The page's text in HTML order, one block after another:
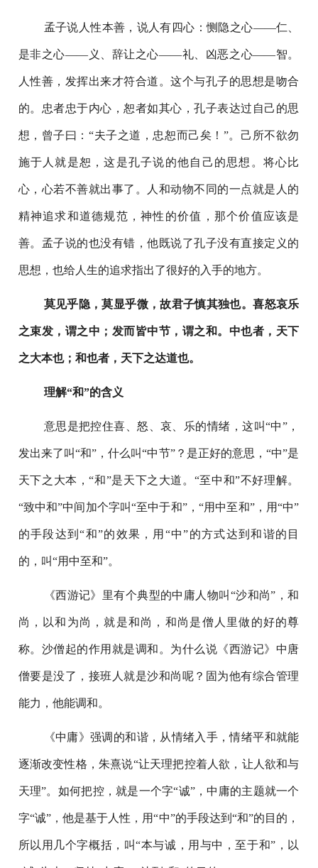
孟子说人性本善，说人有四心：恻隐之心——仁、
是非之心——义、辞让之心——礼、凶恶之心——智。
人性善，发挥出来才符合道。这个与孔子的思想是吻合
的。忠者忠于内心，恕者如其心，孔子表达过自己的思
想，曾子曰：“夫子之道，忠恕而己矣！”。己所不欲勿
施于人就是恕，这是孔子说的他自己的思想。将心比
心，心若不善就出事了。人和动物不同的一点就是人的
精神追求和道德规范，神性的价值，那个价值应该是
善。孟子说的也没有错，他既说了孔子没有直接定义的
思想，也给人生的追求指出了很好的入手的地方。
莫见乎隐，莫显乎微，故君子慎其独也。喜怒哀乐
之束发，谓之中；发而皆中节，谓之和。中也者，天下
之大本也；和也者，天下之达道也。
理解“和”的含义
意思是把控住喜、怒、哀、乐的情绪，这叫“中”，
发出来了叫“和”，什么叫“中节”？是正好的意思，“中”是
天下之大本，“和”是天下之大道。“至中和”不好理解。
“致中和”中间加个字叫“至中于和”，“用中至和”，用“中”
的手段达到“和”的效果，用“中”的方式达到和谐的目
的，叫“用中至和”。
《西游记》里有个典型的中庸人物叫“沙和尚”，和
尚，以和为尚，就是和尚，和尚是僧人里做的好的尊
称。沙僧起的作用就是调和。为什么说《西游记》中唐
僧要是没了，接班人就是沙和尚呢？固为他有综合管理
能力，他能调和。
《中庸》强调的和谐，从情绪入手，情绪平和就能
逐渐改变性格，朱熹说“让天理把控着人欲，让人欲和与
天理”。如何把控，就是一个字“诚”，中庸的主题就一个
字“诚”，他是基于人性，用“中”的手段达到“和”的目的，
所以用几个字概括，叫“本与诚，用与中，至于和”，以